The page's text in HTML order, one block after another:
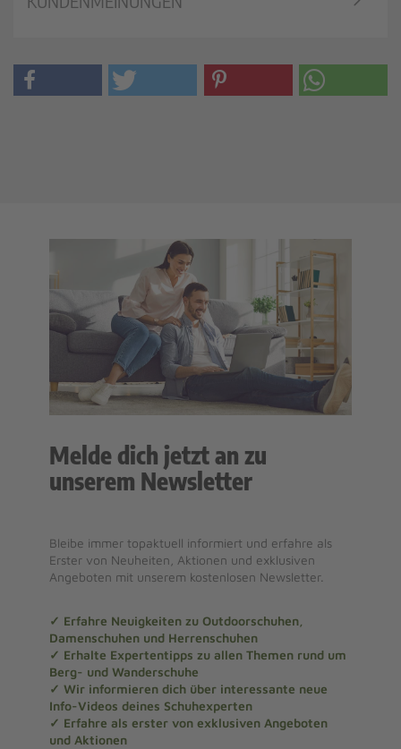
Melde dich jetzt an zu
unserem Newsletter
Bleibe immer topaktuell informiert und erfahre als
Erster von Neuheiten, Aktionen und exklusiven
Angeboten mit unserem kostenlosen Newsletter.
✓ Erfahre Neuigkeiten zu Outdoorschuhen,
Damenschuhen und Herrenschuhen
✓ Erhalte Expertentipps zu allen Themen rund um
Berg- und Wanderschuhe
✓ Wir informieren dich über interessante neue
Info-Videos deines Schuhexperten
✓ Erfahre als erster von exklusiven Angeboten
und Aktionen